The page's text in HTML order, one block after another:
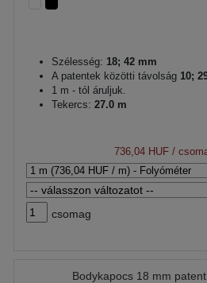
Szélesség: 18; 42 mm
A patentek közötti távolság 10;
1 m - tól áruljuk.
Tekercs: 27.0 m
736,04 HUF/
csomag
Bodykapocs 18 mm